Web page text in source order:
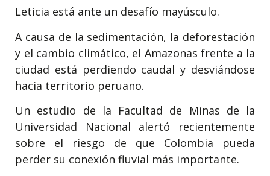
Leticia está ante un desafío mayúsculo.
A causa de la sedimentación, la deforestación
y el cambio climático, el Amazonas frente a la
ciudad está perdiendo caudal y desviándose
hacia territorio peruano.
Un estudio de la Facultad de Minas de la
Universidad Nacional alertó recientemente
sobre el riesgo de que Colombia pueda
perder su conexión fluvial más importante.